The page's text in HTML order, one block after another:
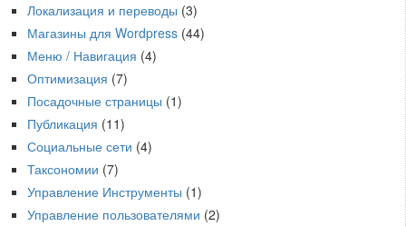
Локализация и переводы (3)
Магазины для Wordpress (44)
Меню / Навигация (4)
Оптимизация (7)
Посадочные страницы (1)
Публикация (11)
Социальные сети (4)
Таксономии (7)
Управление Инструменты (1)
Управление пользователями (2)